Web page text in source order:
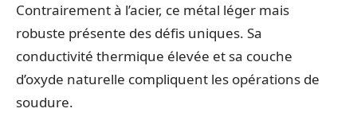
Contrairement à l’acier, ce métal léger mais
robuste présente des défis uniques. Sa
conductivité thermique élevée et sa couche
d’oxyde naturelle compliquent les opérations de
soudure.